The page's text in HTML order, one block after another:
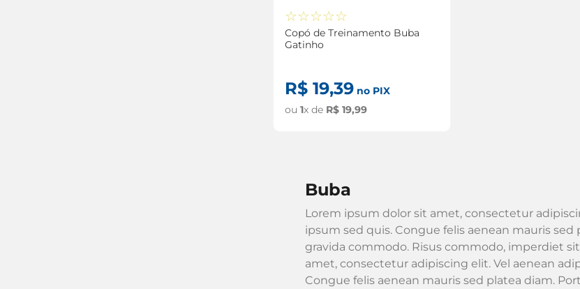
☆☆☆☆☆
Copó de Treinamento Buba
Gatinho
R$ 19,39 no PIX
ou1x de R$ 19,99
buba
Lorem ipsum dolor sit amet, consectetur
ipsum sed quis. Congue felis aenean mauris
gravida commodo. Risus commodo, imperdiet
amet, consectetur adipiscing elit. Vel aenean
Congue felis aenean mauris sed platea diam.